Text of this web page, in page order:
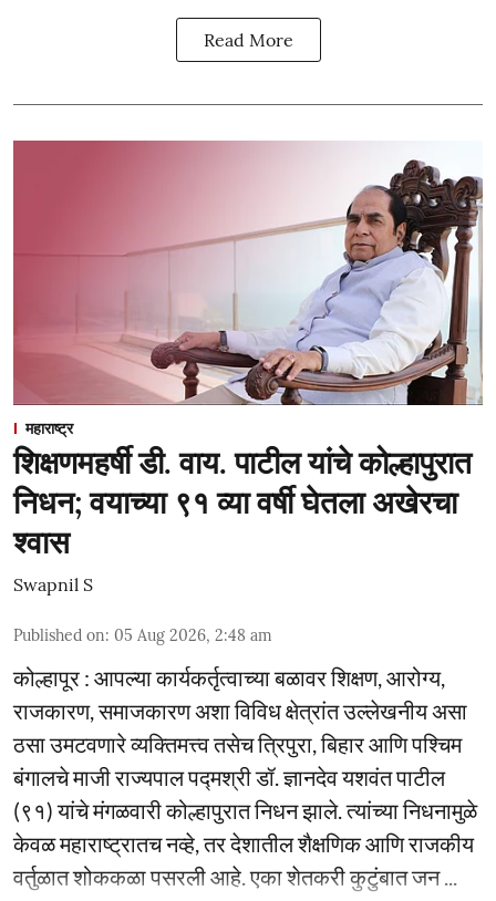
Read More
महाराष्ट्र
शिक्षणमहर्षी डी. वाय. पाटील यांचे कोल्हापुरात
निधन; वयाच्या ९१ व्या वर्षी घेतला अखेरचा
श्वास
Swapnil S
Published on: 05 Aug 2026, 2:48 am
कोल्हापूर : आपल्या कार्यकर्तृत्वाच्या बळावर शिक्षण, आरोग्य,
राजकारण, समाजकारण अशा विविध क्षेत्रांत उल्लेखनीय असा
ठसा उमटवणारे व्यक्तिमत्त्व तसेच त्रिपुरा, बिहार आणि पश्चिम
बंगालचे माजी राज्यपाल पद्मश्री डॉ. ज्ञानदेव यशवंत पाटील
(९१) यांचे मंगळवारी कोल्हापुरात निधन झाले. त्यांच्या निधनामुळे
केवळ महाराष्ट्रातच नव्हे, तर देशातील शैक्षणिक आणि राजकीय
वर्तुळात शोककळा पसरली आहे. एका शेतकरी कुटुंबात जन ...